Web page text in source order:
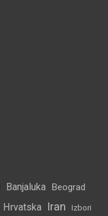
Banjaluka Beograd
Hrvatska Iran Izbori